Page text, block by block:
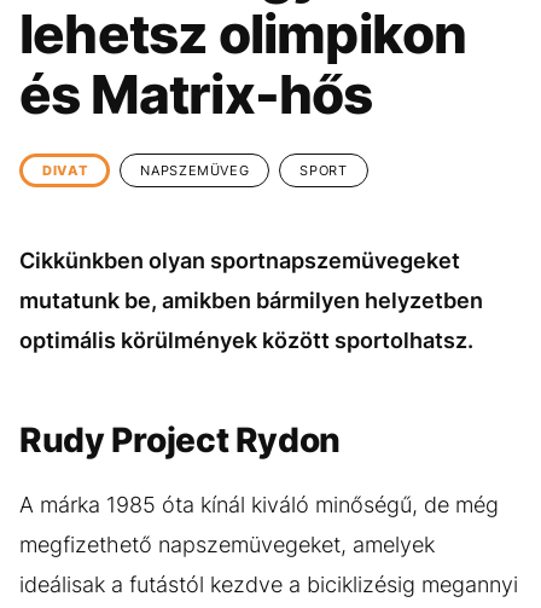
UTAZÁS
ÉLETMÓD DESIGN
BESZÉLGETÉSEK ARCOK
VIDEÓ TÖRTÉNETEK
lehetsz olimpikon
és Matrix-hős
DIVAT NAPSZEMÜVEG SPORT
Cikkünkben olyan sportnapszemüvegeket
mutatunk be, amikben bármilyen helyzetben
optimális körülmények között sportolhatsz.
Rudy Project Rydon
A márka 1985 óta kínál kiváló minőségű, de még
megfizethető napszemüvegeket, amelyek
ideálisak a futástól kezdve a biciklizésig megannyi